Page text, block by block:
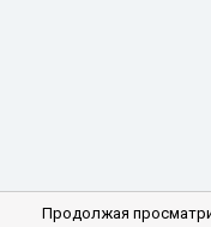
Продолжая